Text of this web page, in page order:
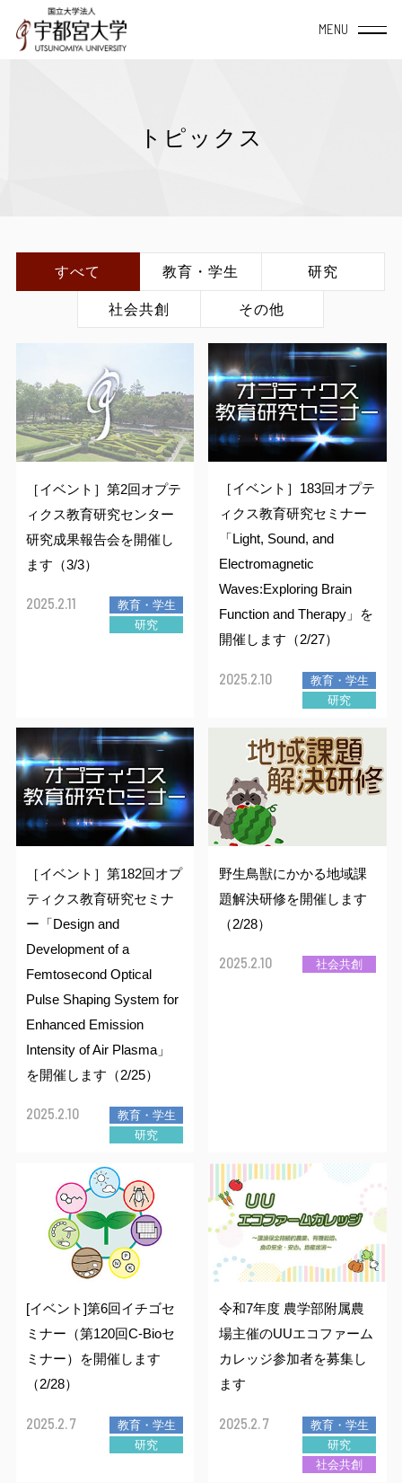
学長室から
宇都宮大学の理念と方針・教育目標について
宇大スピリット
ファクトブック（各種データ）
組織・役員
目標と計画
採用情報
教育システム
授業案内（シラバス）
教員一覧
研究者情報検索
研究費
FDについて
地域社会連携
地域創生推進機構
自治体等との協定締結一覧
TOP
大学との共同研究
研究者情報検索
知的財産活動について
国際交流
TOP
海外留学
海外渡航について
基金・ファンド
TOP
3C基金
キャンパスマップ
アクセスマップ
データサイエンス経営学部
地域デザイン科学部
国際学部
共同教育学部
農学部
大学院
附属施設・組織
学内共同施設
アドミッションセンター
留学生・国際交流センター
保健管理センター
研究推進機構
バイオサイエンス 教育研究センター
ロボティクス・工農技術研究所
TOP
教職センター
地域創生推進機構
社会共創促進センター
生涯学習研究開発室
イノベーション支援センター
未来農学共創センター
データサイエンスセンター
附属施設
地域デザイン科学部附属 地域デザインセンター
国際学部附属施設
多文化公共圏センター
共同教育学部附属学校園
工学部附属施設
工学部附属ものづくり創成工学センター
附属図書館
ヒストリカルゾーン
その他の施設案内
TOP
消費生活協同組合
宇都宮大学を活用
入学・留学・学びなおし
TOP
アドミッション・ポリシー
入試情報
オープンキャンパス
留学
入学料・授業料
経済支援
奨学金制度
取得可能な免許・資格
福利厚生・環境
卒業（修了）者の進路状況
科目等履修生・研究生の
資料請求方法
履修証明プログラム
大学との連携
大学施設の利用
キャンパスマップ
大学の施設の利用について
一般向け講座・セミナー
進学説明会・出前授業（高校生対象）
出前授業分野一覧
地域デザイン科学部 出前授業分野一覧
国際学部出前授業分野一覧
共同教育学部出前授業分野一覧
工学部出前授業分野一覧
農学部出前授業分野一覧
データサイエンス経営学部 講演テーマ一覧
地域デザイン科学部講演テーマ一覧
国際学部講演テーマ一覧
共同教育学部講演テーマ一覧
工学部講演テーマ一覧
農学部講演テーマ一覧
公開講座
研究者総覧
情報公開 資料請求
イベントカレンダー
入試情報
インターネット出願（学部）
Web入学手続
受験生の方
受験生ポータルサイト
アドミッション・ポリシー
オープンキャンパス
大学見学
資料請求方法
インターネット出願
入学料・授業料
学費免除・奨学金制度
在学生の方
行事・学習
宇都宮大学教務ポータル
授業案内（シラバス）
C-Learning
欠席・公欠について
学生生活便利帳
学生生活
学生相談
各種学生向け講習会
障がいのある学生への学修支援体制
宇大ラーニングサポーター
海外留学・国際交流
チューターについて
キャリア教育・就職支援
衛生・危機管理
保健管理センター
AEDについて
受動喫煙対策
その他
大学へ提出する諸手続きについて
卒業後の各種証明書等請求方法
宇都宮大学消費生活協同組合
留学生の方
卒業生の方
宇都宮大学70周年記念事業
宇都宮大学校歌
各学部同窓会
国際学部同窓会
共同教育学部同窓会
陽東会（工学部、地域デザイン科学部）
各種書類申請・書類ダウンロード
卒業生の各種証明書の取得方法について
保護者の方
地域・企業の方
社会共創（地域連携・産学連携）
UUカレッジ
公開講座
教員への講演依頼（一般対象）
受験生ポータル
大学にご支援を
お考えの方
ENGLISH 交通アクセス
お問い合わせ
トピックス
すべて 教育・学生 研究
社会共創 その他
［イベント］第2回オプテ
ィクス教育研究センター
研究成果報告会を開催し
ます（3/3）
2025.2.11
教育・学生
研究
［イベント］183回オプテ
ィクス教育研究セミナー
「Light, Sound, and
Electromagnetic
Waves:Exploring Brain
Function and Therapy」を
開催します（2/27）
2025.2.10
教育・学生
研究
［イベント］第182回オプ
ティクス教育研究セミナ
ー「Design and
Development of a
Femtosecond Optical
Pulse Shaping System for
Enhanced Emission
Intensity of Air Plasma」
を開催します（2/25）
2025.2.10
教育・学生
研究
野生鳥獣にかかる地域課
題解決研修を開催します
（2/28）
2025.2.10 社会共創
[イベント]第6回イチゴセ
ミナー（第120回C-Bioセ
ミナー）を開催します
（2/28）
2025.2. 7
教育・学生
研究
令和7年度 農学部附属農
場主催のUUエコファーム
カレッジ参加者を募集し
ます
2025.2. 7
教育・学生
研究
社会共創